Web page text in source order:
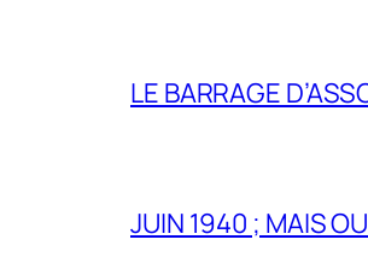
LE BARRAGE
JUIN 1940 ; MAIS